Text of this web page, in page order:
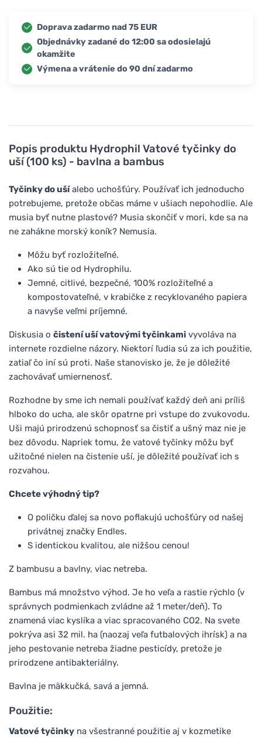
Popis produktu Hydrophil Vatové tyčinky do
uší (100 ks) - bavlna a bambus
Tyčinky do ušíalebo uchošťúry. Používať ich jednoducho
potrebujeme, pretože občas máme v ušiach nepohodlie. Ale
musia byť nutne plastové? Musia skončiť v mori, kde sa na
ne zahákne morský koník? Nemusia.
Môžu byť rozložiteľné.
Ako sú tie od Hydrophilu.
Jemné, citlivé, bezpečné, 100% rozložiteľné a
kompostovateľné, v krabičke z recyklovaného papiera
a navyše veľmi príjemné.
Diskusia o čistení uší vatovými tyčinkami vyvoláva na
internete rozdielne názory. Niektorí ľudia sú za ich použitie,
zatiaľ čo iní sú proti. Naše stanovisko je, že je dôležité
zachovávať umiernenosť.
Rozhodne by sme ich nemali používať každý deň ani príliš
hlboko do ucha, ale skôr opatrne pri vstupe do zvukovodu.
Uši majú prirodzenú schopnosť sa čistiť a ušný maz nie je
bez dôvodu. Napriek tomu, že vatové tyčinky môžu byť
užitočné nielen na čistenie uší, je dôležité používať ich s
rozvahou.
Chcete výhodný tip?
O poličku ďalej sa novo poflakujú uchošťúry od našej
privátnej značky Endles.
S identickou kvalitou, ale nižšou cenou!
Z bambusu a bavlny, viac netreba.
Bambus má množstvo výhod. Je ho veľa a rastie rýchlo (v
správnych podmienkach zvládne až 1 meter/deň). To
znamená viac kyslíka a viac spracovaného CO2. Na svete
pokrýva asi 32 mil. ha (naozaj veľa futbalových ihrísk) a na
jeho pestovanie netreba žiadne pesticídy, pretože je
prirodzene antibakteriálny.
Bavlna je mäkkučká, savá a jemná.
Použitie:
Vatové tyčinky na všestranné použitie aj v kozmetike
Doprava zadarmo nad 75 EUR
Objednávky zadané do 12:00 sa odosielajú
okamžite
Výmena a vrátenie do 90 dní zadarmo